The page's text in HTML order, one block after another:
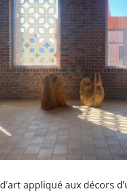
appliqué aux décors